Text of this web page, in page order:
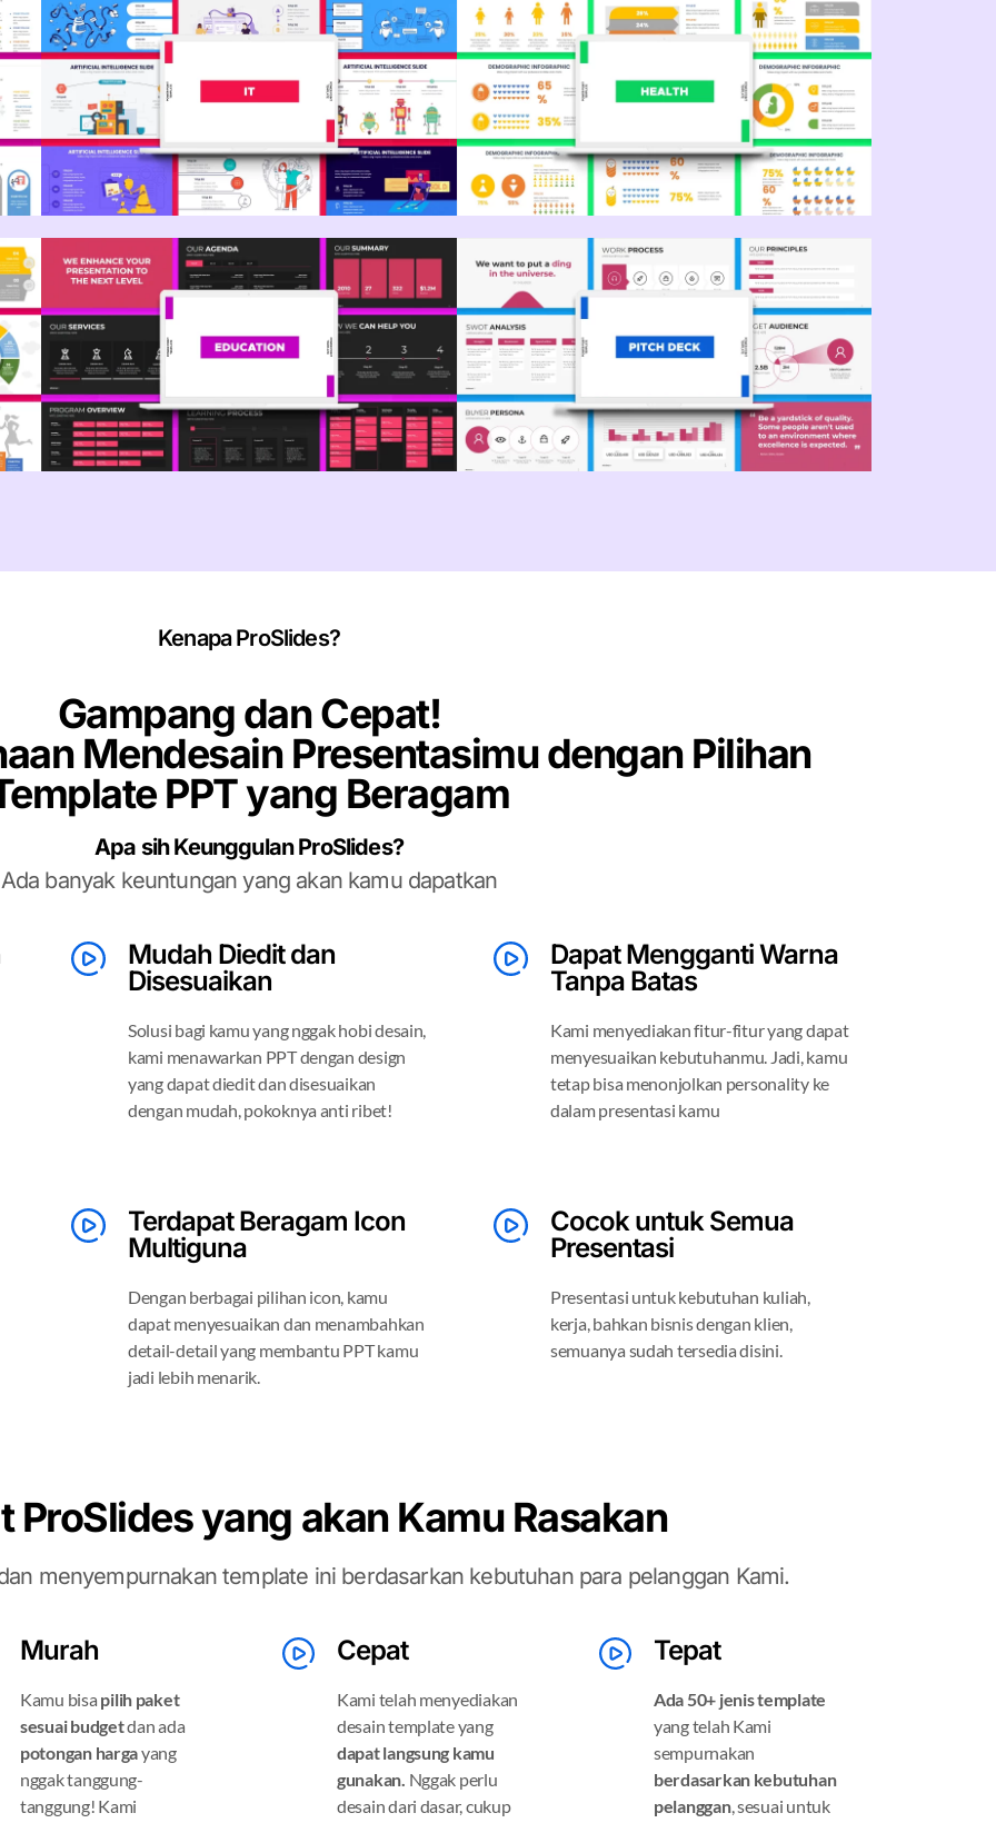
Kenapa ProSlides?
Gampang dan Cepat!
Mendesain Presentasimu dengan Pilihan
PPT yang Beragam
Apa sih Keunggulan ProSlides?
Ada banyak keuntungan yang akan kamu dapatkan
Mudah Diedit dan
Disesuaikan
Solusi bagi kamu yang nggak hobi desain,
kami menawarkan PPT dengan design
yang dapat diedit dan disesuaikan
dengan mudah, pokoknya anti ribet!
Dapat Mengganti Warna
Tanpa Batas
Kami menyediakan fitur-fitur yang dapat
menyesuaikan kebutuhanmu. Jadi, kamu
tetap bisa menonjolkan personality ke
dalam presentasi kamu
Terdapat Beragam Icon
Multiguna
Dengan berbagai pilihan icon, kamu
dapat menyesuaikan dan menambahkan
detail-detail yang membantu PPT kamu
jadi lebih menarik.
Cocok untuk Semua
Presentasi
Presentasi untuk kebutuhan kuliah,
kerja, bahkan bisnis dengan klien,
semuanya sudah tersedia disini.
ProSlides yang akan Kamu Rasakan
menyempurnakan template ini berdasarkan kebutuhan para pelanggan Kami.
Murah
Kamu bisa pilih paket
sesuai budgetdan ada
potongan hargayang
nggak tanggung-
tanggung! Kami
Cepat
Kami telah menyediakan
desain template yang
dapat langsung kamu
gunakan. Nggak perlu
desain dari dasar, cukup
Tepat
Ada 50+ jenis template
yang telah Kami
sempurnakan
berdasarkan kebutuhan
pelanggan, sesuai untuk